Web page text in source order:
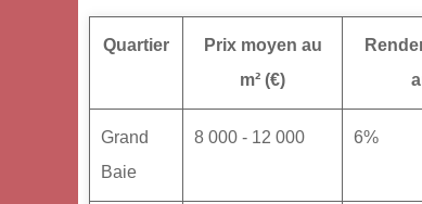
Quartier
Prix moyen au
m² (€)
Grand
Baie
8 000 - 12 000 6%